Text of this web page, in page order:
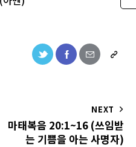
NEXT
마태복음 20:1~16 (쓰임받
는 기쁨을 아는 사명자)